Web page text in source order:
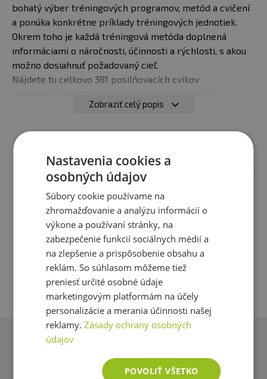
bohatý výber tréningových programov, metód a cvičení
a ponúka konkrétne príklady tréningových jednotiek.
Okrem toho je každá tréningová metóda doplnená
informáciami o náročnosti, účinnosti a rýchlosti, s akou
možno dosiahnuť požadovaný cieľ.
Nájdete tu celkovo 381 posilňovacích cvikov
správneho prevedenia vrátane názorných fotografií, čo
trénujúcim športovcom publikácia pomôže prekonať
stagnáciu vo výkonnosti alebo vyriešiť iné problémy, s
ktorými sa môžu stretnúť počas silového tréningu.
Obsah: 1:
- Základy tréningu
- Tréning pre rozvoj svalstva
- Pokročilé metódy na rozvoj svalového obvodu
- Tréningové programy pre rozvoj svalového obvodu
- Základné metódy pre rozvoj maximálnej sily
- Pokročilé metódy pre rozvoj maximálnej sily
- Tréningové programy pre rozvoj maximálnej sily
- Cvičebný tréner
Zobraziť celý popis
Recenzie Produkt zatiaľ nikdo nehodnotil
Máte s produktom skúsenosť? Napíšte recenziu a
pomôžte tak ostatným zákazníkom s rozhodovaním.
Ďakujeme :-)
Pridať vlastné hodnotenie
Radi vám pomôžeme
Nastavenia cookies a
osobných údajov
Súbory cookie používame na
zhromažďovanie a analýzu informácií o
výkone a používaní stránky, na
zabezpečenie funkcií sociálnych médií a
na zlepšenie a prispôsobenie obsahu a
reklám. So súhlasom môžeme tiež
preniesť určité osobné údaje
marketingovým platformám na účely
personalizácie a merania účinnosti našej
reklamy.Zásady ochrany osobných
údajov
POVOLIŤ VŠETKO